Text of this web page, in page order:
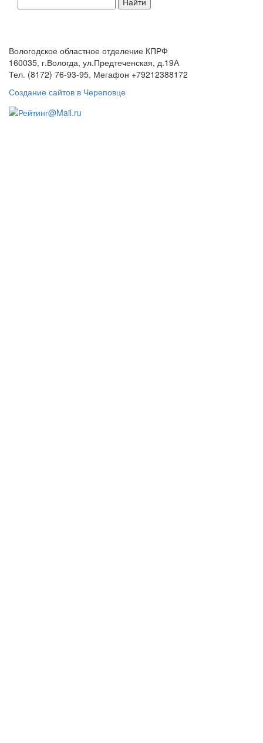
по
Вологодское областное отделение КПРФ
160035, г.Вологда, ул.Предтеченская, д.19А
Тел. (8172) 76-93-95, Мегафон +79212388172
Создание сайтов в Череповце